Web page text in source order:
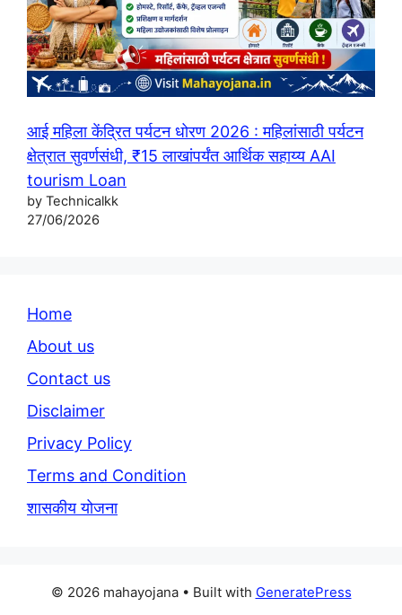
आई महिला केंद्रित पर्यटन धोरण 2026 : महिलांसाठी पर्यटन
क्षेत्रात सुवर्णसंधी, ₹15 लाखांपर्यंत आर्थिक सहाय्य AAI
tourism Loan
by Technicalkk
27/06/2026
Home
About us
Contact us
Disclaimer
Privacy Policy
Terms and Condition
शासकीय योजना
© 2026 mahayojana• Built with GeneratePress